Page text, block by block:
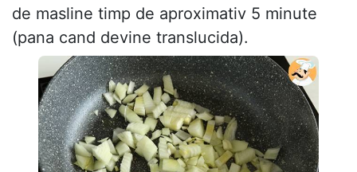
de masline timp de aproximativ 5 minute
(pana cand devine translucida).